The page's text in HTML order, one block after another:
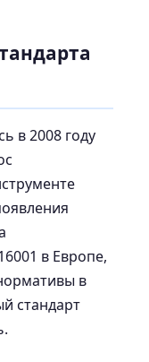
в 2008 году
в Европе,
в
стандарт